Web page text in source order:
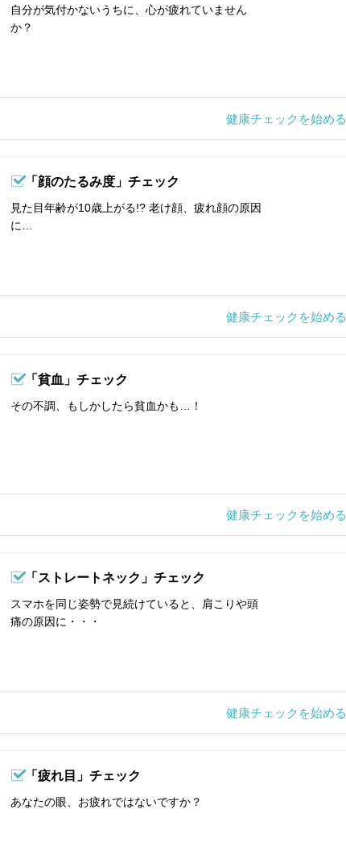
自分が気付かないうちに、心が疲れていません
か？
健康チェックを始める
「顔のたるみ度」チェック
見た目年齢が10歳上がる!? 老け顔、疲れ顔の原因
に…
健康チェックを始める
「貧血」チェック
その不調、もしかしたら貧血かも…！
健康チェックを始める
「ストレートネック」チェック
スマホを同じ姿勢で見続けていると、肩こりや頭
痛の原因に・・・
健康チェックを始める
「疲れ目」チェック
あなたの眼、お疲れではないですか？